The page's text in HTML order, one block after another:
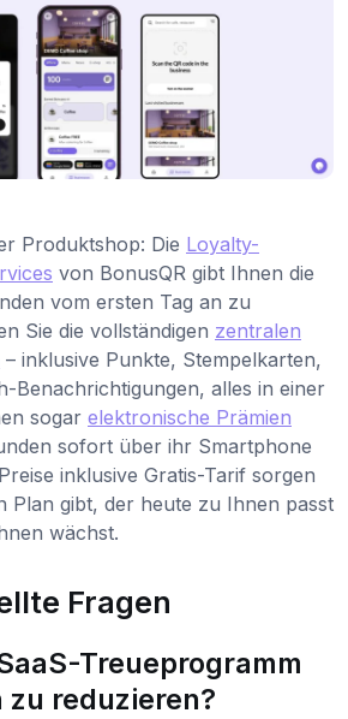
Produktshop: Die Loyalty-
von BonusQR gibt Ihnen die
vom ersten Tag an zu
Sie die vollständigen zentralen
– inklusive Punkte, Stempelkarten,
Benachrichtigungen, alles in einer
sogar elektronische Prämien
sofort über ihr Smartphone
inklusive Gratis-Tarif sorgen
Plan gibt, der heute zu Ihnen passt
wächst.
Fragen
Treueprogramm
zu reduzieren?